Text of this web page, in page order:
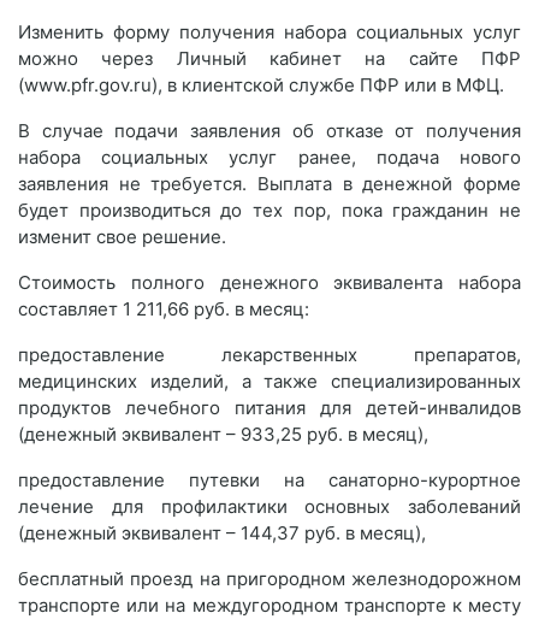
Изменить форму получения набора социальных услуг
можно через Личный кабинет на сайте ПФР
(www.pfr.gov.ru), в клиентской службе ПФР или в МФЦ.
В случае подачи заявления об отказе от получения
набора социальных услуг ранее, подача нового
заявления не требуется. Выплата в денежной форме
будет производиться до тех пор, пока гражданин не
изменит свое решение.
Стоимость полного денежного эквивалента набора
составляет 1 211,66 руб. в месяц:
предоставление лекарственных препаратов,
медицинских изделий, а также специализированных
продуктов лечебного питания для детей-инвалидов
(денежный эквивалент – 933,25 руб. в месяц),
предоставление путевки на санаторно-курортное
лечение для профилактики основных заболеваний
(денежный эквивалент – 144,37 руб. в месяц),
бесплатный проезд на пригородном железнодорожном
транспорте или на междугородном транспорте к месту